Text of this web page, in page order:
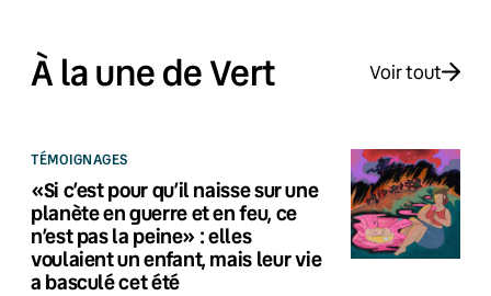
À la une de Vert Voir tout
TÉMOIGNAGES
«Si c’est pour qu’il naisse sur une
planète en guerre et en feu, ce
n’est pas la peine» : elles
voulaient un enfant, mais leur vie
a basculé cet été